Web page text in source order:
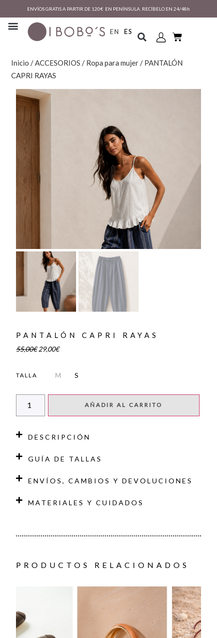
ENVÍOS GRATIS A PARTIR DE 120€ EN PENÍNSULA. RECÍBELO EN 24/48h
EN ES
Inicio /ACCESORIOS / Ropa para mujer/ PANTALÓN
CAPRI RAYAS
PANTALÓN CAPRI RAYAS
55,00€ 29,00€
TALLA M S
AÑADIR AL CARRITO
DESCRIPCIÓN
GUÍA DE TALLAS
ENVÍOS, CAMBIOS Y DEVOLUCIONES
MATERIALES Y CUIDADOS
PRODUCTOS RELACIONADOS